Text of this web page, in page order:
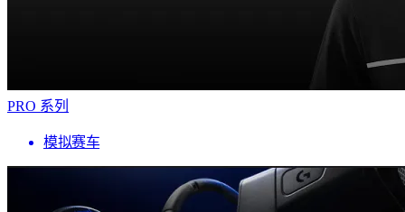
PRO 系列
模拟赛车